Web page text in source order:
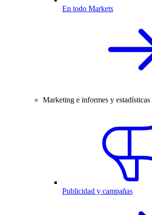
En todo Markets
Marketing e informes y estadísticas
Publicidad y campañas